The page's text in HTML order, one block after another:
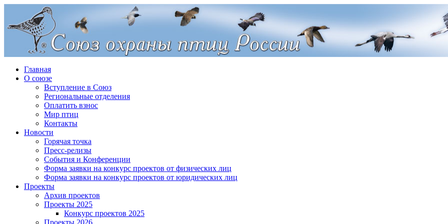
Главная
О союзе
Вступление в Союз
Региональные отделения
Оплатить взнос
Мир птиц
Контакты
Новости
Горячая точка
Пресс-релизы
События и Конференции
Форма заявки на конкурс проектов от физических лиц
Форма заявки на конкурс проектов от юридических лиц
Проекты
Архив проектов
Проекты 2025
Конкурс проектов 2025
Проекты 2026